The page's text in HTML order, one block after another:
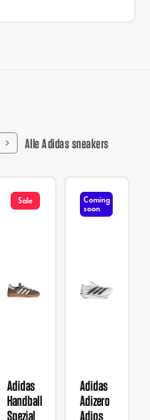
Alle Adidas sneakers
Sale
Adidas
Handball
Spezial
Coming
soon
Adidas
Adizero
Adios